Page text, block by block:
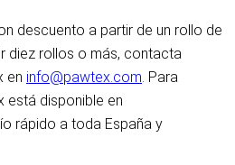
descuento a partir de un rollo de
diez rollos o más, contacta
en info@pawtex.com . Para
está disponible en
rápido a toda España y